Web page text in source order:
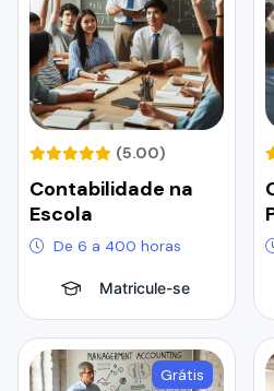
(5.00)
Contabilidade na
Escola
De 6 a 400 horas
Matricule-se
Grátis